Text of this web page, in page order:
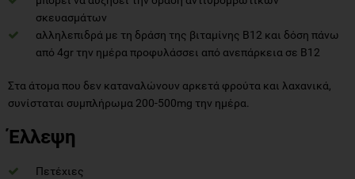
σκευασμάτων
αλληλεπιδρά με τη δράση της βιταμίνης Β12 και δόση πάνω
από 4gr την ημέρα προφυλάσσει από ανεπάρκεια σε Β12
Στα άτομα που δεν καταναλώνουν αρκετά φρούτα και λαχανικά,
συνίσταται συμπλήρωμα 200-500mg την ημέρα.
Έλλεψη
Πετέχιες